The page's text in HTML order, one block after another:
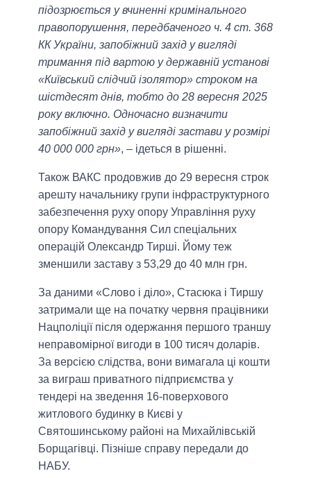
підозрюється у вчиненні кримінального
правопорушення, передбаченого ч. 4 ст. 368
КК України, запобіжний захід у вигляді
тримання під вартою у державній установі
«Київський слідчий ізолятор» строком на
шістдесят днів, тобто до 28 вересня 2025
року включно. Одночасно визначити
запобіжний захід у вигляді застави у розмірі
40 000 000 грн», – ідеться в рішенні.
Також ВАКС продовжив до 29 вересня строк
арешту начальнику групи інфраструктурного
забезпечення руху опору Управління руху
опору Командування Сил спеціальних
операцій Олександр Тирші. Йому теж
зменшили заставу з 53,29 до 40 млн грн.
За даними «Слово і діло», Стасюка і Тиршу
затримали ще на початку червня працівники
Нацполіції після одержання першого траншу
неправомірної вигоди в 100 тисяч доларів.
За версією слідства, вони вимагала ці кошти
за виграш приватного підприємства у
тендері на зведення 16-поверхового
житлового будинку в Києві у
Святошинському районі на Михайлівській
Борщагівці. Пізніше справу передали до
НАБУ.